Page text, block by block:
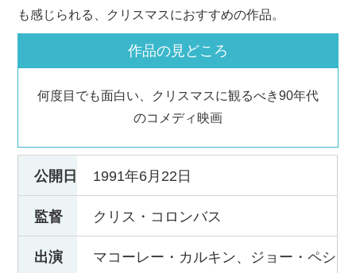
も感じられる、クリスマスにおすすめの作品。
作品の見どころ
何度目でも面白い、クリスマスに観るべき90年代
のコメディ映画
公開日 1991年6月22日
監督 クリス・コロンバス
出演 マコーレー・カルキン、ジョー・ペシ